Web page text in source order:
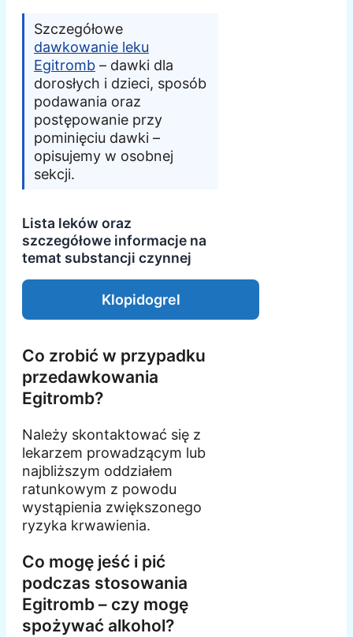
Szczegółowe
dawkowanie leku
Egitromb – dawki dla
dorosłych i dzieci, sposób
podawania oraz
postępowanie przy
pominięciu dawki –
opisujemy w osobnej
sekcji.
Lista leków oraz
szczegółowe informacje na
temat substancji czynnej
Klopidogrel
Co zrobić w przypadku
przedawkowania
Egitromb?
Należy skontaktować się z
lekarzem prowadzącym lub
najbliższym oddziałem
ratunkowym z powodu
wystąpienia zwiększonego
ryzyka krwawienia.
Co mogę jeść i pić
podczas stosowania
Egitromb – czy mogę
spożywać alkohol?